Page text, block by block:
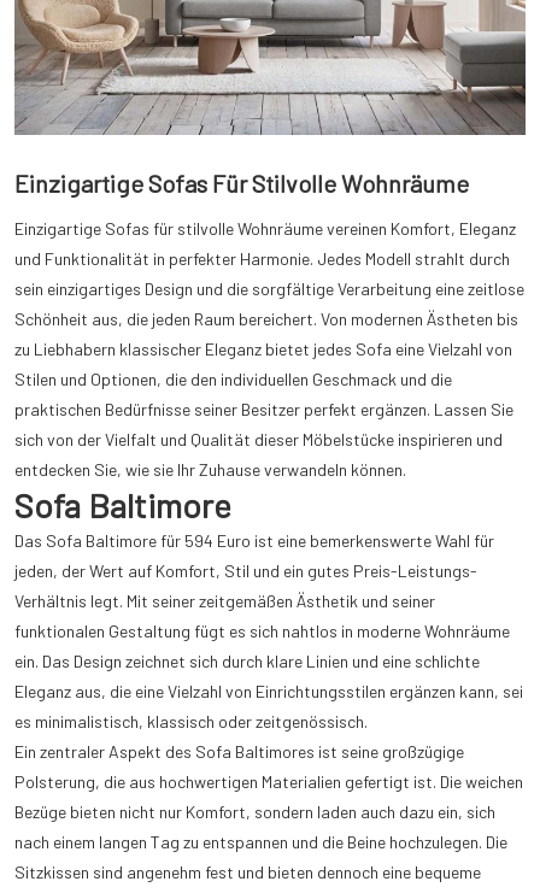
Einzigartige Sofas Für Stilvolle Wohnräume
Einzigartige Sofas für stilvolle Wohnräume vereinen Komfort, Eleganz
und Funktionalität in perfekter Harmonie. Jedes Modell strahlt durch
sein einzigartiges Design und die sorgfältige Verarbeitung eine zeitlose
Schönheit aus, die jeden Raum bereichert. Von modernen Ästheten bis
zu Liebhabern klassischer Eleganz bietet jedes Sofa eine Vielzahl von
Stilen und Optionen, die den individuellen Geschmack und die
praktischen Bedürfnisse seiner Besitzer perfekt ergänzen. Lassen Sie
sich von der Vielfalt und Qualität dieser Möbelstücke inspirieren und
entdecken Sie, wie sie Ihr Zuhause verwandeln können.
Sofa Baltimore
Das Sofa Baltimore für 594 Euro ist eine bemerkenswerte Wahl für
jeden, der Wert auf Komfort, Stil und ein gutes Preis-Leistungs-
Verhältnis legt. Mit seiner zeitgemäßen Ästhetik und seiner
funktionalen Gestaltung fügt es sich nahtlos in moderne Wohnräume
ein. Das Design zeichnet sich durch klare Linien und eine schlichte
Eleganz aus, die eine Vielzahl von Einrichtungsstilen ergänzen kann, sei
es minimalistisch, klassisch oder zeitgenössisch.
Ein zentraler Aspekt des Sofa Baltimores ist seine großzügige
Polsterung, die aus hochwertigen Materialien gefertigt ist. Die weichen
Bezüge bieten nicht nur Komfort, sondern laden auch dazu ein, sich
nach einem langen Tag zu entspannen und die Beine hochzulegen. Die
Sitzkissen sind angenehm fest und bieten dennoch eine bequeme